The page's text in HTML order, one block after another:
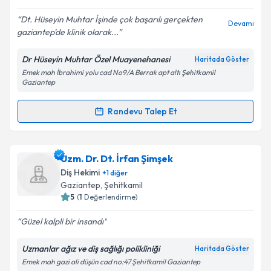
Kişisel verilerimin işlenmesine ilişkin
Aydınlatma
Metni'ni okudum ve kişisel verilerimin belirtilen
Takvim Talebini Gönder
Dt. Hüseyin Muhtar İşinde çok başarılı gerçekten
gaziantep'de klinik olarak...
Devamı
Dr Hüseyin Muhtar Özel Muayenehanesi Haritada Göster
Emek mah İbrahimi yolu cad No9/A Berrak apt altı Şehitkamil
Gaziantep
Randevu Talep Et
Randevu Takvimi Talebi
Dt. Hüseyin Muhtariçin randevu takvimi talebi
oluşturun. Size bu uzmandan randevu almanız için bir
takvim hazırlandığında e-posta ile bilgilendireceğiz.
Kişisel verilerimin işlenmesine ilişkinAydınlatma
Uzm. Dr. Dt. İrfan Şimşek
Diş Hekimi +1diğer
Gaziantep, Şehitkamil
5 (1 Değerlendirme)
Güzel kalpli bir insandı
Uzmanlar ağız ve diş sağlığı polikliniği Haritada Göster
Emek mah gazi ali düşün cad no:47 Şehitkamil Gaziantep